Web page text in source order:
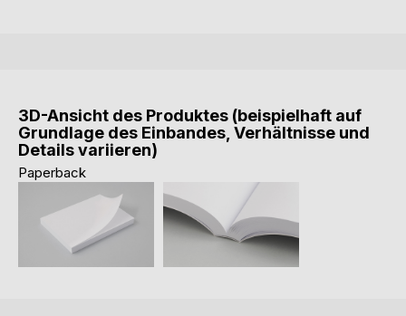
3D-Ansicht des Produktes (beispielhaft auf
Grundlage des Einbandes, Verhältnisse und
Details variieren)
Paperback